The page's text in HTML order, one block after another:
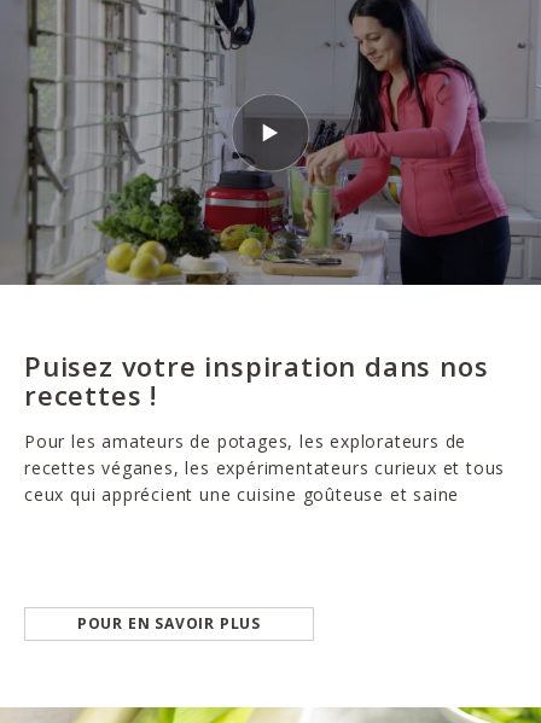
Puisez votre inspiration dans nos
recettes !
Pour les amateurs de potages, les explorateurs de
recettes véganes, les expérimentateurs curieux et tous
ceux qui apprécient une cuisine goûteuse et saine
POUR EN SAVOIR PLUS